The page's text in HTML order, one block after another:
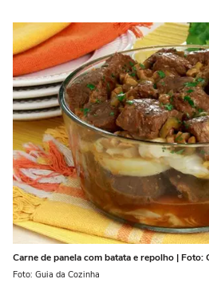
Carne de panela com batata e repolho | Foto:
Foto: Guia da Cozinha